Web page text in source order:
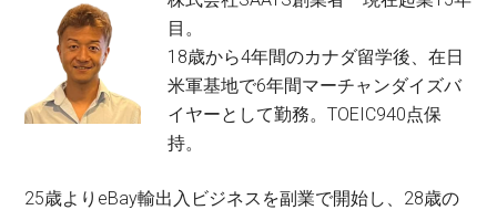
醐
と
難
目。
18歳から4年間のカナダ留学後、在日
米軍基地で6年間マーチャンダイズバ
イヤーとして勤務。TOEIC940点保
持。
25歳よりeBay輸出入ビジネスを副業で開始し、28歳の